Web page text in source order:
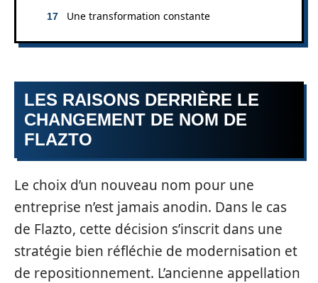
Une transformation constante
LES RAISONS DERRIÈRE LE
CHANGEMENT DE NOM DE
FLAZTO
Le choix d’un nouveau nom pour une
entreprise n’est jamais anodin. Dans le cas
de Flazto, cette décision s’inscrit dans une
stratégie bien réfléchie de modernisation et
de repositionnement. L’ancienne appellation